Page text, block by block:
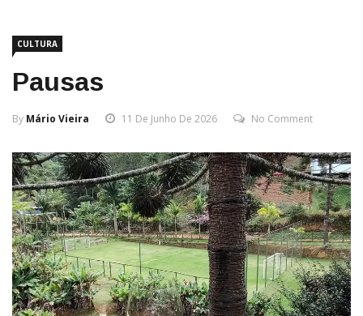
CULTURA
Pausas
By Mário Vieira 11 De Junho De 2026 No Comment